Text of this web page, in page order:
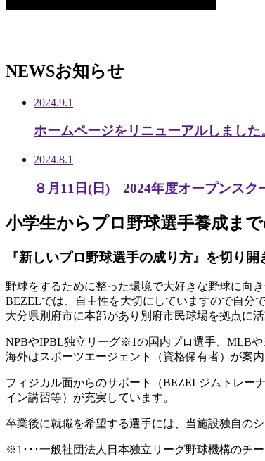
NEWSお知らせ
2024.9.1
ホームページをリニューアルしました
2024.8.1
８月11日(日) 2024年度オープンスク
小学生からプロ野球選手養成ま
『新しいプロ野球選手の成り方』を切り開
野球をするために整った環境で大好きな野球に向
BEZELでは、自主性を大切にしていますので自分
大分県別府市に本部があり別府市民球場を拠点に活
NPBやIPBL独立リーグ※1の国内プロ選手、MLB
海外はスポーツエージェント（資格保有者）が案内
フィジカル面からのサポート（BEZELジムトレー
イン講習等）が充実しています。
卒業後に就職を希望する選手には、当施設独自の
※1･･･一般社団法人日本独立リーグ野球機構のチ